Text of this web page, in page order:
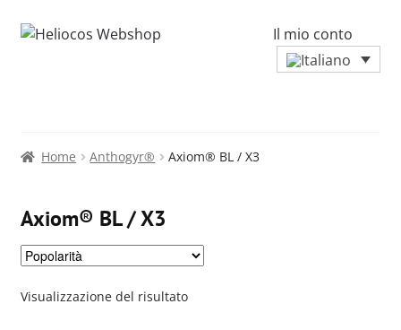
Il mio conto
Home Anthogyr® Axiom® BL / X3
Axiom® BL / X3
Visualizzazione del risultato